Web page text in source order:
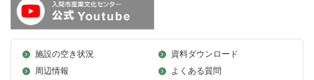
施設の空き状況
資料ダウンロード
周辺情報
よくある質問